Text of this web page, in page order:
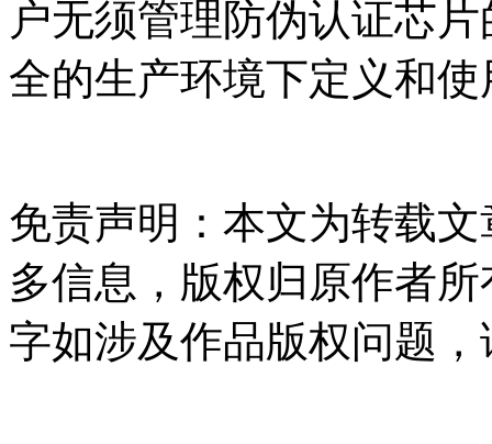
户无须管理防伪认证芯
全的生产环境下定义和使
免责声明：本文为转载
多信息，版权归原作者
字如涉及作品版权问题